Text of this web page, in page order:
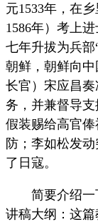
元1533年，在
1586年）考上
七年升拔为兵
朝鲜，朝鲜向
长官）宋应昌
务，并兼督导
假装赐给高官
防；李如松发
了日寇。
简要介绍一
讲稿大纲：这